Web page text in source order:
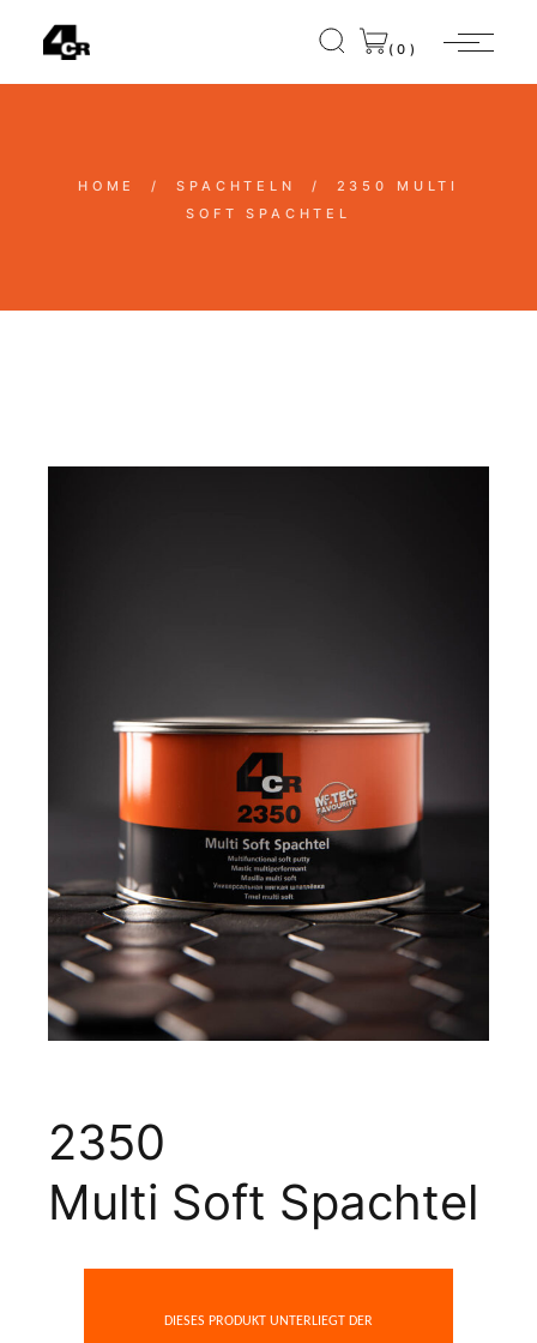
(0)
HOME SPACHTELN 2350 MULTI
SOFT SPACHTEL
2350
Multi Soft Spachtel
DIESES PRODUKT UNTERLIEGT DER